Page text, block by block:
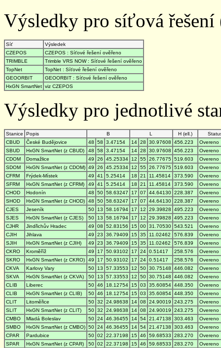
Výsledky pro síťová
Síť
Výsledek
CZEPOS
CZEPOS : Síťové řešení ověřeno
TRIMBLE
Trimble VRS NOW : Síťové řešení ověřeno
TopNet
TopNet : Síťové řešení ověřeno
GEOORBIT
GEOORBIT : Síťové řešení ověřeno
HxGN SmartNet viz CZEPOS
Výsledky pro jednotlivé
Stanice Popis B L H (ell.)
CBUD
České Budějovice 48 58 3.47154 14 28 30.97608 456.223
Overeno
SBUD
HxGN SmartNet (z CBUD) 48 58 3.47154 14 28 30.97608 456.223
Overeno
CDOM
Domažlice 49 26 45.25334 12 55 26.77675 519.603
Overeno
SDOM
HxGN SmartNet (z CDOM) 49 26 45.25334 12 55 26.77675 519.603
Overeno
CFRM
Frýdek-Místek 49 41 5.25414 18 21 11.45814 373.590
Overeno
SFRM
HxGN SmartNet (z CFRM) 49 41 5.25414 18 21 11.45814 373.590
Overeno
CHOD
Hodonín 48 50 58.63247 17 07 44.64130 228.387
Overeno
SHOD
HxGN SmartNet (z CHOD) 48 50 58.63247 17 07 44.64130 228.387
Overeno
CJES
Jeseník 50 13 58.16794 17 12 29.39828 495.223
Overeno
SJES
HxGN SmartNet (z CJES) 50 13 58.16794 17 12 29.39828 495.223
Overeno
CJHR
Jindřichův Hradec 49 08 52.83156 15 00 31.70530 543.521
Overeno
CJIH
Jihlava 49 23 36.79409 15 35 11.02462 576.839
Overeno
SJIH
HxGN SmartNet (z CJIH) 49 23 36.79409 15 35 11.02462 576.839
Overeno
CKRO
Kroměříž 49 17 50.93102 17 24 0.51417 258.576
Overeno
SKRO
HxGN SmartNet (z CKRO) 49 17 50.93102 17 24 0.51417 258.576
Overeno
CKVA
Karlovy Vary 50 13 57.33553 12 50 30.75148 446.082
Overeno
SKVA
HxGN SmartNet (z CKVA) 50 13 57.33553 12 50 30.75148 446.082
Overeno
CLIB
Liberec 50 46 18.12754 15 03 35.60854 448.350
Overeno
CLIB
HxGN SmartNet (z CLIB) 50 46 18.12754 15 03 35.60854 448.350
Overeno
CLIT
Litoměřice 50 32 24.98638 14 08 24.90019 243.275
Overeno
SLIT
HxGN SmartNet (z CLIT) 50 32 24.98638 14 08 24.90019 243.275
Overeno
CMBO
Mladá Boleslav 50 24 46.36455 14 54 21.47138 303.463
Overeno
SMBO
HxGN SmartNet (z CMBO) 50 24 46.36455 14 54 21.47138 303.463
Overeno
CPAR
Pardubice 50 02 22.37198 15 46 59.68533 283.270
Overeno
SPAR
HxGN SmartNet (z CPAR) 50 02 22.37198 15 46 59.68533 283.270
Overeno